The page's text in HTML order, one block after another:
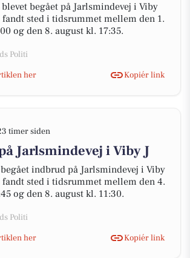
begået på Jarlsmindevej i Viby
sted i tidsrummet mellem den 1.
og den 8. august kl. 17:35.
Politi
her
Kopiér link
timer siden
Jarlsmindevej i Viby J
indbrud på Jarlsmindevej i Viby
fandt sted i tidsrummet mellem den 4.
og den 8. august kl. 11:30.
Politi
her
Kopiér link